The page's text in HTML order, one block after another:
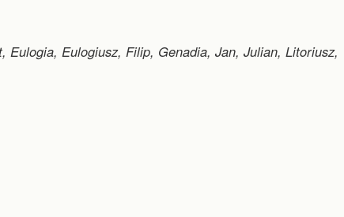
Eulogiusz, Filip, Genadia, Jan, Julian, Litoriusz,